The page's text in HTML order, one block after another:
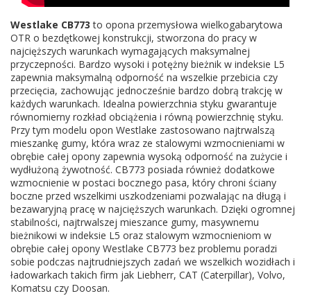
Westlake CB773 to opona przemysłowa wielkogabarytowa
OTR o bezdętkowej konstrukcji, stworzona do pracy w
najcięższych warunkach wymagających maksymalnej
przyczepności. Bardzo wysoki i potężny bieżnik w indeksie L5
zapewnia maksymalną odporność na wszelkie przebicia czy
przecięcia, zachowując jednocześnie bardzo dobrą trakcję w
każdych warunkach. Idealna powierzchnia styku gwarantuje
równomierny rozkład obciążenia i równą powierzchnię styku.
Przy tym modelu opon Westlake zastosowano najtrwalszą
mieszankę gumy, która wraz ze stalowymi wzmocnieniami w
obrębie całej opony zapewnia wysoką odporność na zużycie i
wydłużoną żywotność. CB773 posiada również dodatkowe
wzmocnienie w postaci bocznego pasa, który chroni ściany
boczne przed wszelkimi uszkodzeniami pozwalając na długą i
bezawaryjną pracę w najcięższych warunkach. Dzięki ogromnej
stabilności, najtrwalszej mieszance gumy, masywnemu
bieżnikowi w indeksie L5 oraz stalowym wzmocnieniom w
obrębie całej opony Westlake CB773 bez problemu poradzi
sobie podczas najtrudniejszych zadań we wszelkich wozidłach i
ładowarkach takich firm jak Liebherr, CAT (Caterpillar), Volvo,
Komatsu czy Doosan.